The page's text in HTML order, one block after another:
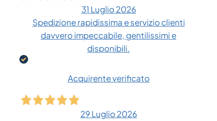
31 Luglio 2026
Spedizione rapidissima e servizio clienti
davvero impeccabile, gentilissimi e
disponibili.
Acquirente verificato
29 Luglio 2026